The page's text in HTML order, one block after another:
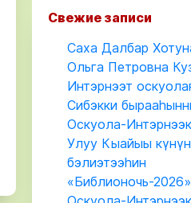
Свежие записи
Саха Далбар
Ольга Петровна
Интэрнээт
Сибэкки
Оскуола-
Улуу Кыайыы күнүн
бэлиэтээһин
«Библионочь-